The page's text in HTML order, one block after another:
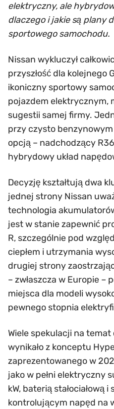
elektryczny, ale
dlaczego i jakie są plany
sportowego samochodu.
Nissan wykluczył
przyszłość dla kolejnego
ikoniczny sportowy
pojazdem elektrycznym,
sugestii samej firmy.
przy czysto
opcją – nadchodzący
hybrydowy układ
Decyzję kształtują dwa
jednej strony Nissan
technologia
jest w stanie zapewnić
R, szczególnie pod
ciepłem i utrzymania
drugiej strony
– zwłaszcza w Europie –
miejsca dla modeli
pewnego stopnia
Wiele spekulacji na
wynikało z konceptu
zaprezentowanego w
jako w pełni elektryczny
kW, baterią stałociałową
kontrolującym napęd na